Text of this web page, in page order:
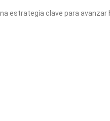
estrategia clave para